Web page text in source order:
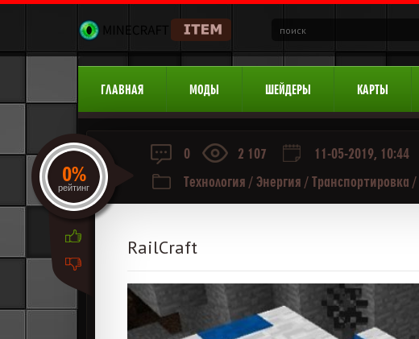
ГЛАВНАЯ МОДЫ ШЕЙДЕРЫ КАРТЫ
0 2 107
11-05-2019, 10:44
Технология / Энергия / Транспортировка /
RailCraft
0%
рейтинг